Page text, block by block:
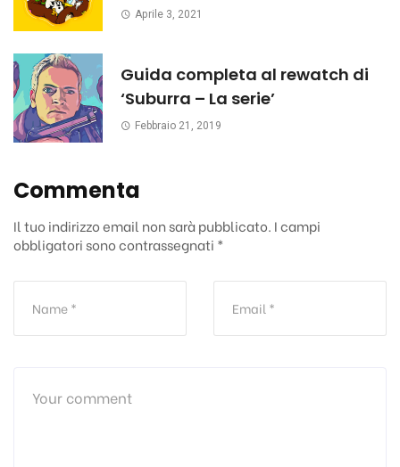
Aprile 3, 2021
Guida completa al rewatch di
‘Suburra – La serie’
Febbraio 21, 2019
Commenta
Il tuo indirizzo email non sarà pubblicato. I campi
obbligatori sono contrassegnati *